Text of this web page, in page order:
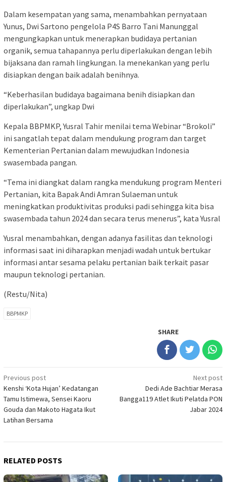
Dalam kesempatan yang sama, menambahkan pernyataan
Yunus, Dwi Sartono pengelola P4S Barro Tani Manunggal
mengungkapkan untuk menerapkan budidaya pertanian
organik, semua tahapannya perlu diperlakukan dengan lebih
bijaksana dan ramah lingkungan. Ia menekankan yang perlu
disiapkan dengan baik adalah benihnya.
“Keberhasilan budidaya bagaimana benih disiapkan dan
diperlakukan”, ungkap Dwi
Kepala BBPMKP, Yusral Tahir menilai tema Webinar “Brokoli”
ini sangatlah tepat dalam mendukung program dan target
Kementerian Pertanian dalam mewujudkan Indonesia
swasembada pangan.
“Tema ini diangkat dalam rangka mendukung program Menteri
Pertanian, kita Bapak Andi Amran Sulaeman untuk
meningkatkan produktivitas produksi padi sehingga kita bisa
swasembada tahun 2024 dan secara terus menerus”, kata Yusral
Yusral menambahkan, dengan adanya fasilitas dan teknologi
informasi saat ini diharapkan menjadi wadah untuk bertukar
informasi antar sesama pelaku pertanian baik terkait pasar
maupun teknologi pertanian.
(Restu/Nita)
BBPMKP
SHARE
Post
navigation
Previous post
Kenshi ‘Kota Hujan’ Kedatangan
Tamu Istimewa, Sensei Kaoru
Gouda dan Makoto Hagata Ikut
Latihan Bersama
Next post
Dedi Ade Bachtiar Merasa
Bangga119 Atlet Ikuti Pelatda PON
Jabar 2024
RELATED POSTS